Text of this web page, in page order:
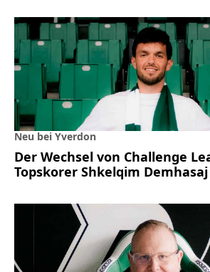
Neu bei Yverdon
Der Wechsel von Challenge
Topskorer Shkelqim